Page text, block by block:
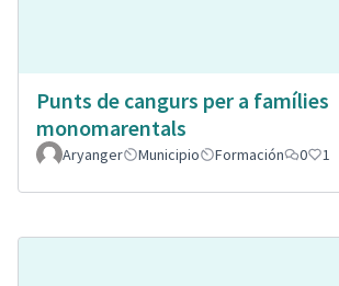
Punts de cangurs per a famílies
monomarentals
Aryanger Municipio Formación 0 1